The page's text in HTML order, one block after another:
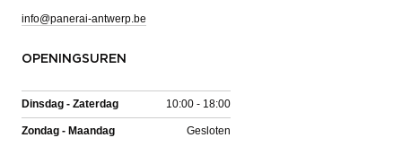
info@panerai-antwerp.be
OPENINGSUREN
Dinsdag - Zaterdag 10:00 - 18:00
Zondag - Maandag Gesloten